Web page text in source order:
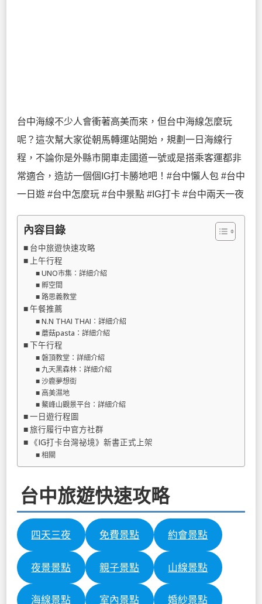
台中海線不少人會衝著高美而來，但台中海線怎麼玩
呢？這次幫大家從朝馬轉運站開始，規劃一日海線行
程，不論你是外縣市開車走國道一號或是搭乘客運都非
常適合，造訪一個個IG打卡勝地吧！#台中懶人包 #台中
一日遊 #台中怎麼玩 #台中景點 #IG打卡 #台中兩天一夜
內容目錄
台中旅遊快速攻略
上午行程
UNO市集：詳細介紹
孵空間
路思義教堂
午餐推薦
N.N THAI THAI：詳細介紹
蘑菇pasta：詳細介紹
下午行程
磐頂教堂：詳細介紹
九天黑森林：詳細介紹
沙鹿夢想街
高美濕地
鰲峰山觀景平台：詳細介紹
一日遊行程圖
旅行履行中官方社群
《IG打卡台灣祕境》新書正式上架
相關
台中旅遊快速攻略
四天三夜 免費景點 約會景點
夜景景點 親子景點 山線景點
海線景點 室內景點 婚紗景點